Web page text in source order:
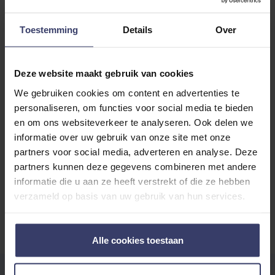
Toestemming Details Over
Deze website maakt gebruik van cookies
We gebruiken cookies om content en advertenties te
personaliseren, om functies voor social media te bieden
en om ons websiteverkeer te analyseren. Ook delen we
informatie over uw gebruik van onze site met onze
partners voor social media, adverteren en analyse. Deze
partners kunnen deze gegevens combineren met andere
informatie die u aan ze heeft verstrekt of die ze hebben
verzameld op basis van uw gebruik van hun services.
Alle cookies toestaan
Top customer reviews
No reviews